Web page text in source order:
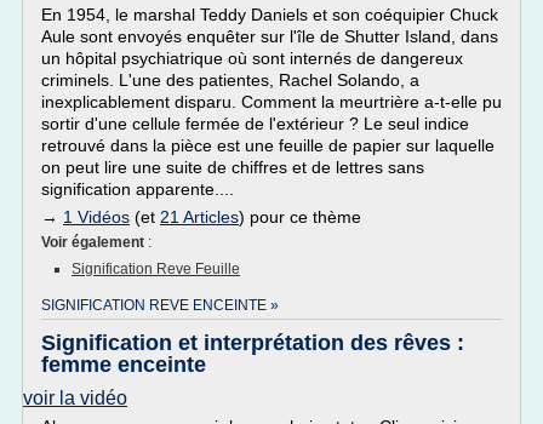
En 1954, le marshal Teddy Daniels et son coéquipier Chuck
Aule sont envoyés enquêter sur l'île de Shutter Island, dans
un hôpital psychiatrique où sont internés de dangereux
criminels. L'une des patientes, Rachel Solando, a
inexplicablement disparu. Comment la meurtrière a-t-elle pu
sortir d'une cellule fermée de l'extérieur ? Le seul indice
retrouvé dans la pièce est une feuille de papier sur laquelle
on peut lire une suite de chiffres et de lettres sans
signification apparente....
→ 1 Vidéos (et 21 Articles) pour ce thème
Voir également :
Signification Reve Feuille
SIGNIFICATION REVE ENCEINTE »
Signification et interprétation des rêves :
femme enceinte
voir la vidéo